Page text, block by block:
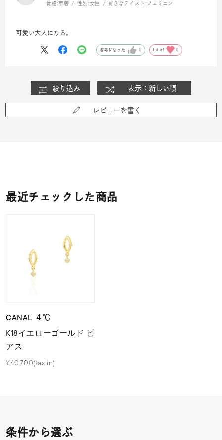
骨格:華奢 性別: 女性 好きなテイスト: フェミニン
可愛い大人になる。
参考になった 0 Like! 0
絞り込み 表示：新しい順
レビューを書く
最近チェックした商品
CANAL ４℃
K18イエローゴールド ピ
アス
¥40,700(tax in)
条件から選ぶ